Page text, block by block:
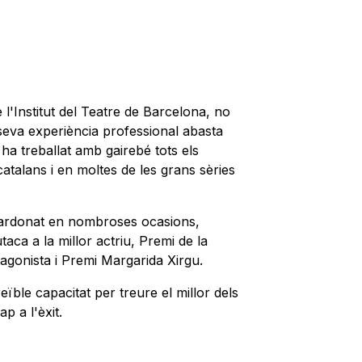
l'Institut del Teatre de Barcelona, no
experiència professional abasta
treballat amb gairebé tots els
i en moltes de les grans sèries
en nombroses ocasions,
a la millor actriu, Premi de la
i Premi Margarida Xirgu.
capacitat per treure el millor dels
a l'èxit.